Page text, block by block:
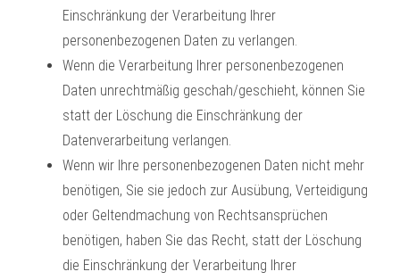
Einschränkung der Verarbeitung Ihrer
personenbezogenen Daten zu verlangen.
Wenn die Verarbeitung Ihrer personenbezogenen
Daten unrechtmäßig geschah/geschieht, können Sie
statt der Löschung die Einschränkung der
Datenverarbeitung verlangen.
Wenn wir Ihre personenbezogenen Daten nicht mehr
benötigen, Sie sie jedoch zur Ausübung, Verteidigung
oder Geltendmachung von Rechtsansprüchen
benötigen, haben Sie das Recht, statt der Löschung
die Einschränkung der Verarbeitung Ihrer